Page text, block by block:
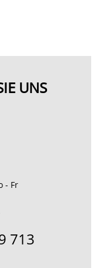
UNS
- Fr
713